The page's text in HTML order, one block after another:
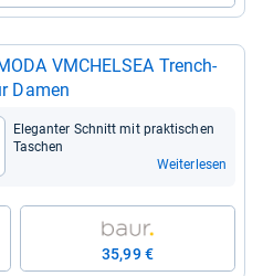
VMCHEL­SEA Tren­ch­
Damen
Ele­gan­ter Schnitt mit prak­ti­schen
Taschen
Weiterlesen
35,99 €